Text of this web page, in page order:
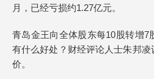
月，已经亏损约1.27亿元。
青岛金王向全体股东每10股转增7
有什么好处？财经评论人士朱邦
价。